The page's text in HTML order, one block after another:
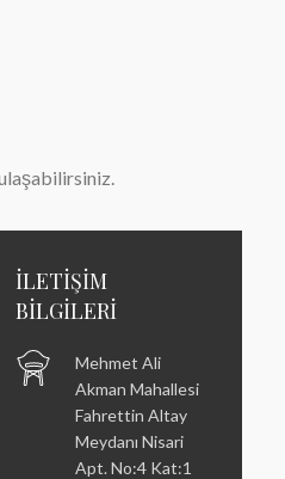
İLETİŞİM
BİLGİLERİ
Mehmet Ali
Akman Mahallesi
Fahrettin Altay
Meydanı Nisari
Apt. No:4 Kat:1